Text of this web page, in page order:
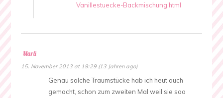
Vanillestuecke-Backmischung.html
Marli
15. November 2013 at 19:29 (13 Jahren ago)
Genau solche Traumstücke hab ich heut auch
gemacht, schon zum zweiten Mal weil sie soo